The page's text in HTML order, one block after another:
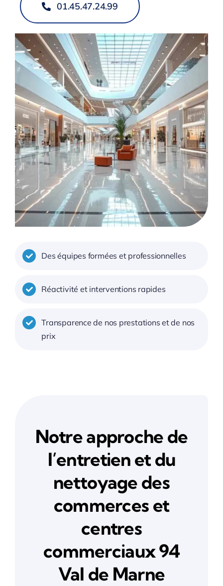
01.45.47.24.99
Des équipes formées et professionnelles
Réactivité et interventions rapides
Transparence de nos prestations et de nos
prix
Notre approche de
l’entretien et du
nettoyage des
commerces et
centres
commerciaux 94
Val de Marne